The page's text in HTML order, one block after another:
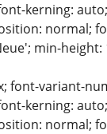
kerning:
normal;
min-height:
font-variant-
kerning:
normal;